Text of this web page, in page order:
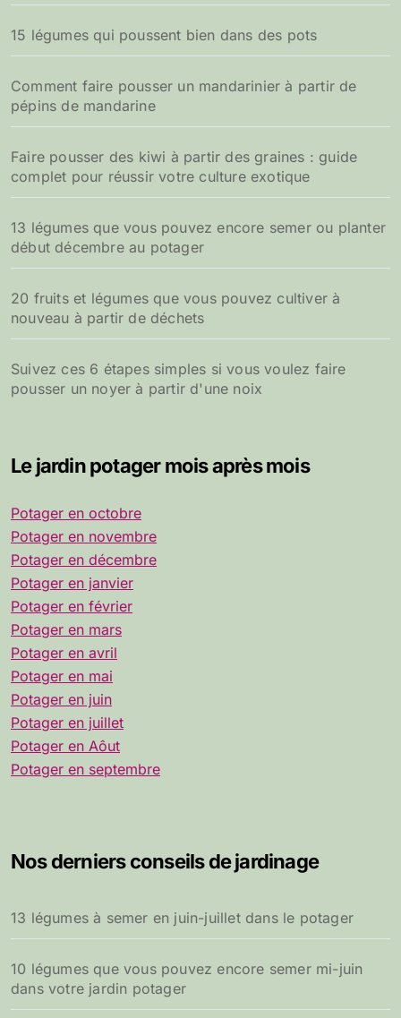
15 légumes qui poussent bien dans des pots
Comment faire pousser un mandarinier à partir de
pépins de mandarine
Faire pousser des kiwi à partir des graines : guide
complet pour réussir votre culture exotique
13 légumes que vous pouvez encore semer ou planter
début décembre au potager
20 fruits et légumes que vous pouvez cultiver à
nouveau à partir de déchets
Suivez ces 6 étapes simples si vous voulez faire
pousser un noyer à partir d'une noix
Le jardin potager mois après mois
Potager en octobre
Potager en novembre
Potager en décembre
Potager en janvier
Potager en février
Potager en mars
Potager en avril
Potager en mai
Potager en juin
Potager en juillet
Potager en Aôut
Potager en septembre
Nos derniers conseils de jardinage
13 légumes à semer en juin-juillet dans le potager
10 légumes que vous pouvez encore semer mi-juin
dans votre jardin potager